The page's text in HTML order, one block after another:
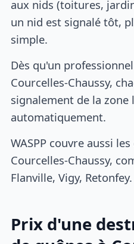
aux nids (toitures,
un nid est signalé tôt,
simple.
Dès qu'un
Courcelles-Chaussy,
signalement de la
automatiquement.
WASPP couvre aussi
Courcelles-Chaussy,
Flanville, Vigy, Retonfey.
Prix d'une